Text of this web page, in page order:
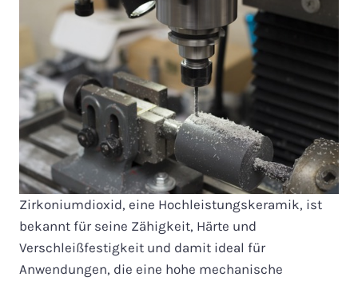
Zirkoniumdioxid, eine Hochleistungskeramik, ist
bekannt für seine Zähigkeit, Härte und
Verschleißfestigkeit und damit ideal für
Anwendungen, die eine hohe mechanische